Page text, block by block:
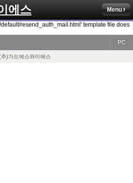
에스 Menu
resend_auth_mail.html' template file does
PC
주)가드에스와이에스